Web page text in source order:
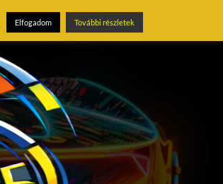
Elfogadom További részletek